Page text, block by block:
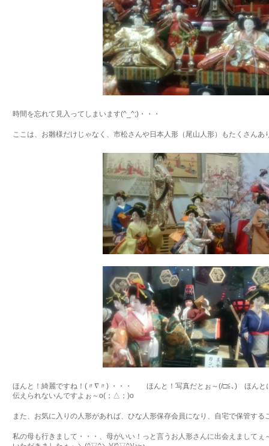
時間を忘れて見入ってしまいます(^_^;)・・・
ここは、お雛様だけじゃなく、市松さんや日本人形（尾山人形）もたくさんあ
ほんと！綺麗ですね！(〃∇〃) ・・・ ほんと！写真だとぉ～(/□≦､) ほんと
伝えられないんですよぉ～o(；△；)o
また、お気に入りの人形があれば、ひな人形保存会員になり、自宅で保管す
私の母も行きまして・・・、母がいい！っと言うお人形さんに出会えまして